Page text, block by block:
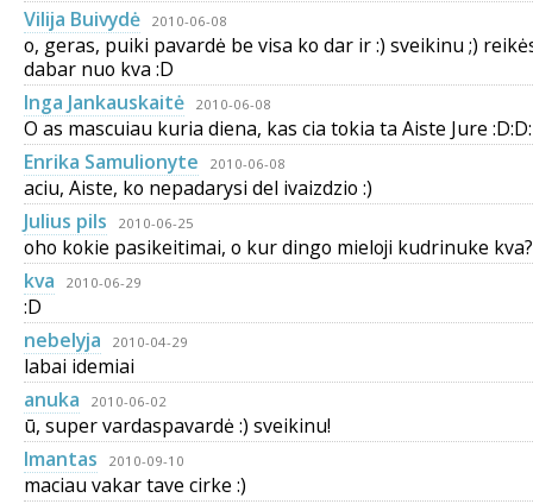
Vilija Buivydė
2010-06-08
o, geras, puiki pavardė be visa ko dar ir :) sveikinu ;)
dabar nuo kva :D
Inga Jankauskaitė
2010-06-08
O as mascuiau kuria diena, kas cia tokia ta Aiste Jure
Enrika Samulionyte
2010-06-08
aciu, Aiste, ko nepadarysi del ivaizdzio :)
Julius pils
2010-06-25
oho kokie pasikeitimai, o kur dingo mieloji kudrinuke kva?
kva
2010-06-29
:D
nebelyja
2010-04-29
labai idemiai
anuka
2010-06-02
ū, super vardaspavardė :) sveikinu!
Imantas
2010-09-10
maciau vakar tave cirke :)